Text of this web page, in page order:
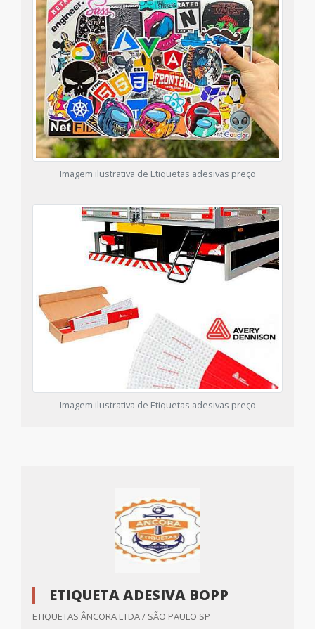
Imagem ilustrativa de Etiquetas adesivas preço
Imagem ilustrativa de Etiquetas adesivas preço
ETIQUETA ADESIVA BOPP
ETIQUETAS ÂNCORA LTDA / SÃO PAULO SP